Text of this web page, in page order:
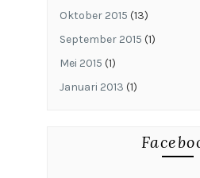
Oktober 2015 (13)
September 2015 (1)
Mei 2015 (1)
Januari 2013 (1)